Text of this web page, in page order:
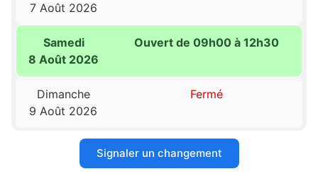
7 Août 2026
Samedi
8 Août 2026
Ouvert de 09h00 à 12h30
Dimanche
9 Août 2026
Fermé
Signaler un changement